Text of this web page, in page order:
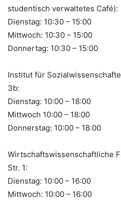
studentisch verwaltetes Café):
Dienstag: 10:30 – 15:00
Mittwoch: 10:30 – 15:00
Donnertag: 10:30 – 15:00
Institut für
3b:
Dienstag: 10:00 – 18:00
Mittwoch 10:00 – 18:00
Donnerstag: 10:00 – 18:00
Wirtschaftswissenschaftliche
Str. 1:
Dienstag: 10:00 – 16:00
Mittwoch: 10:00 – 16:00